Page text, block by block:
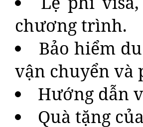
chương trình.
Bảo hiểm
vận chuyển và
Hướng dẫn
Quà tặng